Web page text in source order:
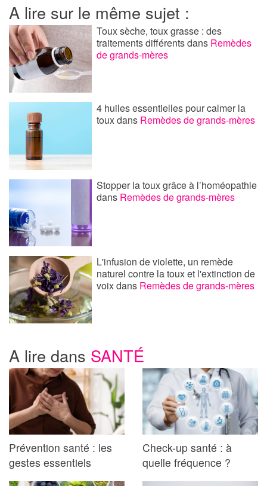
A lire sur le même sujet :
Toux sèche, toux grasse : des
traitements différentsdans Remèdes
de grands-mères
4 huiles essentielles pour calmer la
touxdans Remèdes de grands-mères
Stopper la toux grâce à l’homéopathie
dans Remèdes de grands-mères
L'infusion de violette, un remède
naturel contre la toux et l'extinction de
voixdans Remèdes de grands-mères
A lire dans SANTÉ
Prévention santé : les
gestes essentiels
Check-up santé : à
quelle fréquence ?